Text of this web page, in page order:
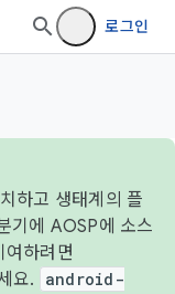
로그인
하고 생태계의 플
기에 AOSP에 소스
하려면
요.
android-